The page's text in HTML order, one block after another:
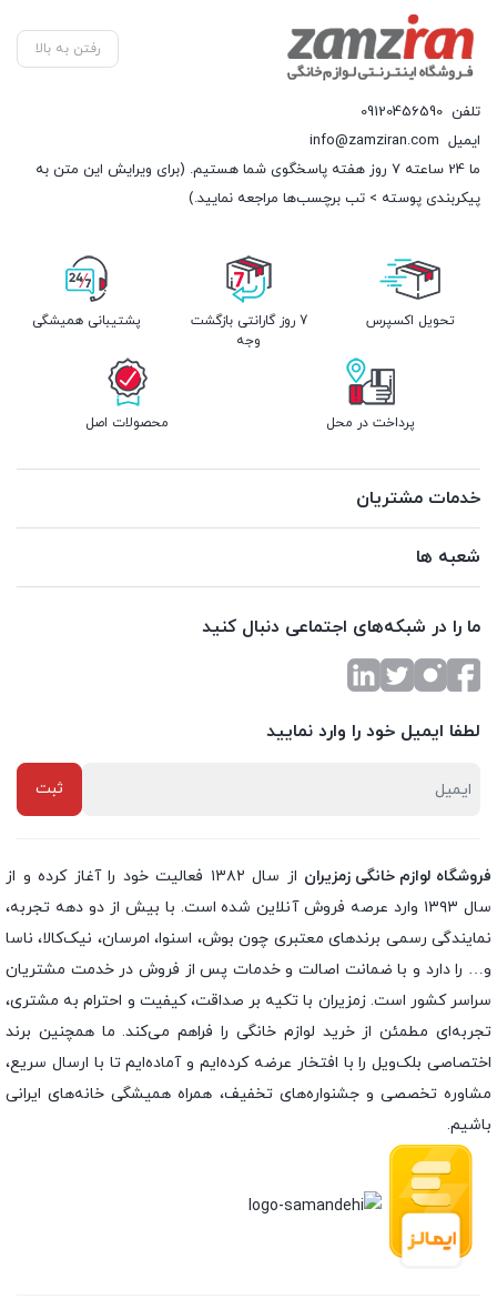
رفتن به بالا
تلفن 09120456590
ایمیل info@zamziran.com
ما 24 ساعته 7 روز هفته پاسخگوی شما هستیم. (برای ویرایش این متن به
پیکربندی پوسته > تب برچسب‌ها مراجعه نمایید.)
تحویل اکسپرس
7 روز گارانتی بازگشت
وجه
پشتیبانی همیشگی
پرداخت در محل محصولات اصل
خدمات مشتریان
شعبه ها
ما را در شبکه‌های اجتماعی دنبال کنید
لطفا ایمیل خود را وارد نمایید
فروشگاه لوازم خانگی زمزیران
از سال ۱۳۸۲ فعالیت خود را آغاز کرده و از
سال ۱۳۹۳ وارد عرصه فروش آنلاین شده است. با بیش از دو دهه تجربه،
نمایندگی رسمی برندهای معتبری چون بوش، اسنوا، امرسان، نیک‌کالا، ناسا
و… را دارد و با ضمانت اصالت و خدمات پس از فروش در خدمت مشتریان
سراسر کشور است. زمزیران با تکیه بر صداقت، کیفیت و احترام به مشتری،
تجربه‌ای مطمئن از خرید لوازم خانگی را فراهم می‌کند. ما همچنین برند
اختصاصی بلک‌ویل را با افتخار عرضه کرده‌ایم و آماده‌ایم تا با ارسال سریع،
مشاوره تخصصی و جشنواره‌های تخفیف، همراه همیشگی خانه‌های ایرانی
باشیم.